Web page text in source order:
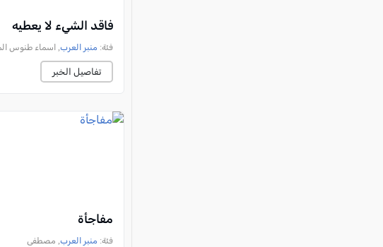
فاقد الشيء لا يعطيه
فئة: منبر العرب, اسماء طنوس المكر , 2026-07-29
تفاصيل الخبر
مفاجأة
فئة: منبر العرب, مصطفى